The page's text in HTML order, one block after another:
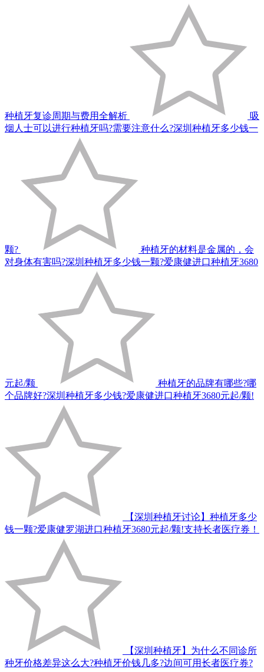
种植牙复诊周期与费用全解析
吸
烟人士可以进行种植牙吗?需要注意什么?深圳种植牙多少钱一
颗?
种植牙的材料是金属的，会
对身体有害吗?深圳种植牙多少钱一颗?爱康健进口种植牙3680
元起/颗
种植牙的品牌有哪些?哪
个品牌好?深圳种植牙多少钱?爱康健进口种植牙3680元起/颗!
【深圳种植牙讨论】种植牙多少
钱一颗?爱康健罗湖进口种植牙3680元起/颗!支持长者医疗券！
【深圳种植牙】为什么不同诊所
种牙价格差异这么大?种植牙价钱几多?边间可用长者医疗券?